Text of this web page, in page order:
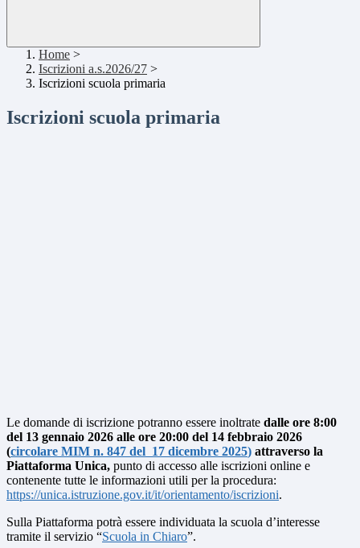
Home >
Iscrizioni a.s.2026/27 >
Iscrizioni scuola primaria
Iscrizioni scuola primaria
Le domande di iscrizione potranno essere inoltrate dalle ore 8:00
del 13 gennaio 2026 alle ore 20:00 del 14 febbraio 2026
(circolare MIM n. 847 del 17 dicembre 2025) attraverso la
Piattaforma Unica, punto di accesso alle iscrizioni online e
contenente tutte le informazioni utili per la procedura:
https://unica.istruzione.gov.it/it/orientamento/iscrizioni.
Sulla Piattaforma potrà essere individuata la scuola d’interesse
tramite il servizio “Scuola in Chiaro”.